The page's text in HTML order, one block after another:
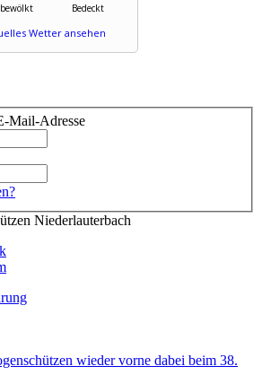
Bedeckt
Wetter ansehen
Mail-Adresse
Niederlauterbach
wieder vorne dabei beim 38.